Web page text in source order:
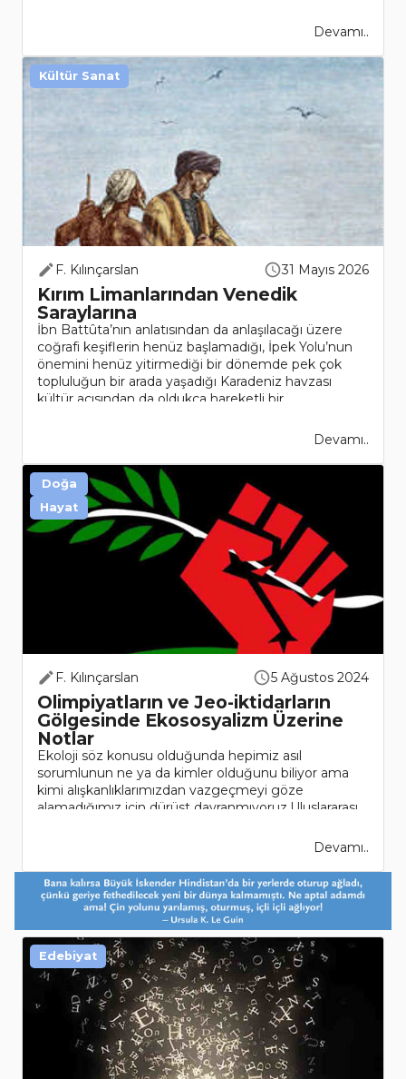
Devamı..
F. Kılınçarslan 31 Mayıs 2026
Kırım Limanlarından Venedik
Saraylarına
İbn Battûta’nın anlatısından da anlaşılacağı üzere
coğrafi keşiflerin henüz başlamadığı, İpek Yolu’nun
önemini henüz yitirmediği bir dönemde pek çok
topluluğun bir arada yaşadığı Karadeniz havzası
kültür açısından da oldukça hareketli bir
Devamı..
Kültür Sanat
F. Kılınçarslan 5 Ağustos 2024
Olimpiyatların ve Jeo-iktidarların
Gölgesinde Ekososyalizm Üzerine
Notlar
Ekoloji söz konusu olduğunda hepimiz asıl
sorumlunun ne ya da kimler olduğunu biliyor ama
kimi alışkanlıklarımızdan vazgeçmeyi göze
alamadığımız için dürüst davranmıyoruz.Uluslararası
Devamı..
Doğa
Hayat
Edebiyat